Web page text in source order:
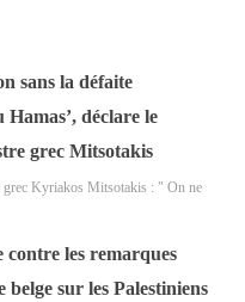
sans la défaite
Hamas’, déclare le
grec Mitsotakis
grec Kyriakos Mitsotakis : " On ne
contre les remarques
belge sur les Palestiniens